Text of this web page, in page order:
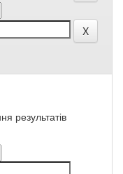
результатів